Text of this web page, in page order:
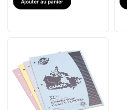
Ajouter au panier